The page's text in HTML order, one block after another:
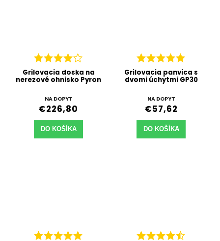
Grilovacia doska na
nerezové ohnisko Pyron
NA DOPYT
€226,80
DO KOŠÍKA
Grilovacia panvica s
dvomi úchytmi GP30
NA DOPYT
€57,62
DO KOŠÍKA